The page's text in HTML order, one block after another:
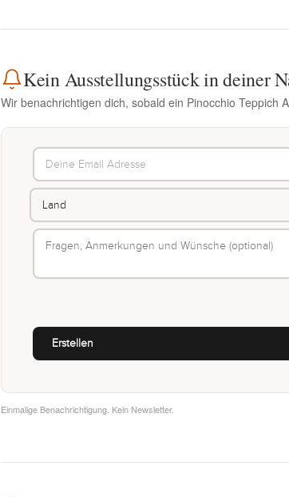
Kein Ausstellungsstück in deiner
Wir benachrichtigen dich, sobald ein Pinocchio Teppich
Einmalige Benachrichtigung. Kein Newsletter.